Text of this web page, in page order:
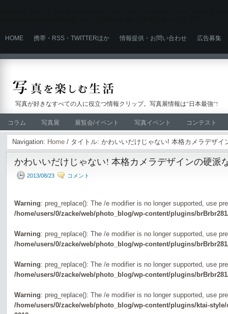
HOME 携帯・RSS・TWITTERほか 情報提供・お問い合わせ 広告募集
写真が好きなすべての人に役立つ情報クリップ。写真展情報は"日本最強"!
コラム 写真展 展覧会/イベント 写真イベント コンテスト
Navigation: Home / タイトル: かわいいだけじゃない! 本格カメラデザイ
かわいいだけじゃない! 本格カメラデザインの硬派
2013/08/23 コメント
Warning: preg_replace(): The /e modifier is no longer supported, use
/home/users/0/zacke/web/photo_blog/wp-content/plugins/
Warning: preg_replace(): The /e modifier is no longer supported, use
/home/users/0/zacke/web/photo_blog/wp-content/plugins/
Warning: preg_replace(): The /e modifier is no longer supported, use
/home/users/0/zacke/web/photo_blog/wp-content/plugins/
Warning: preg_replace(): The /e modifier is no longer supported, use
/home/users/0/zacke/web/photo_blog/wp-content/plugins/ktai-